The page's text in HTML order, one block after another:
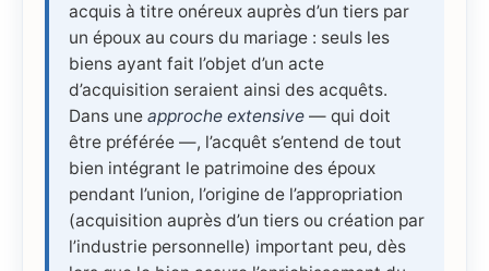
acquis à titre onéreux auprès d’un tiers par
un époux au cours du mariage : seuls les
biens ayant fait l’objet d’un acte
d’acquisition seraient ainsi des acquêts.
Dans une approche extensive — qui doit
être préférée —, l’acquêt s’entend de tout
bien intégrant le patrimoine des époux
pendant l’union, l’origine de l’appropriation
(acquisition auprès d’un tiers ou création par
l’industrie personnelle) important peu, dès